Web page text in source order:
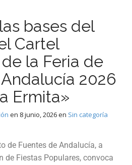
bases del
Cartel
la Feria de
2026
Ermita»
en 8 junio, 2026en Sin categoría
de Fuentes de Andalucía, a
de Fiestas Populares, convoca